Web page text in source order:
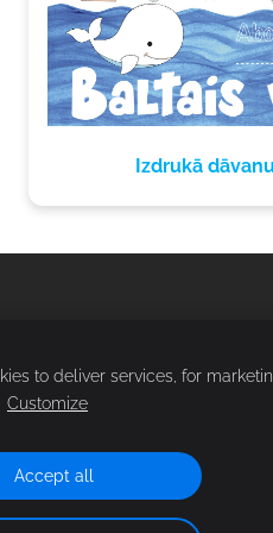
Izdrukā
to deliver services, for
Customize
Accept all